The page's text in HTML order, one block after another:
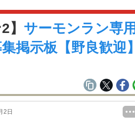
】 サーモンラン専用
掲示板【野良歓迎】
2日